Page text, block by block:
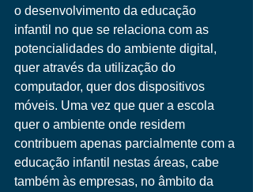
o desenvolvimento da educação
infantil no que se relaciona com as
potencialidades do ambiente digital,
quer através da utilização do
computador, quer dos dispositivos
móveis. Uma vez que quer a escola
quer o ambiente onde residem
contribuem apenas parcialmente com a
educação infantil nestas áreas, cabe
também às empresas, no âmbito da